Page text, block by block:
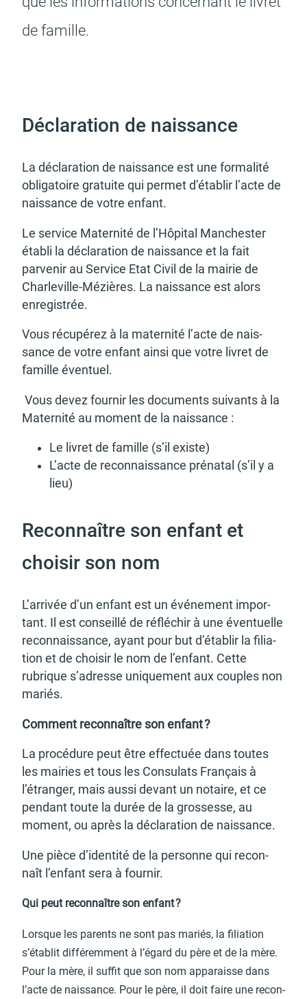
Demande de panneaux
électroniques
Offres d'emploi
Pré-déclarer un sinistre Mon logement sécurisé
de famille.
Déclaration de naissance
La décla­ra­tion de nais­sance est une forma­lité
obli­ga­toire gratuite qui permet d’éta­blir l’acte de
nais­sance de votre enfant.
Le service Mater­nité de l’Hôpi­tal Manches­ter
établi la décla­ra­tion de nais­sance et la fait
parve­nir au Service Etat Civil de la mairie de
Char­le­ville-Mézières. La nais­sance est alors
enre­gis­trée.
Vous récu­pé­rez à la mater­nité l’acte de nais­
sance de votre enfant ainsi que votre livret de
famille éven­tuel.
Vous devez four­nir les docu­ments suivants à la
Mater­nité au moment de la nais­sance :
Le livret de famille (s’il existe)
L’acte de recon­nais­sance préna­tal (s’il y a
lieu)
Reconnaître son enfant et
choisir son nom
L’ar­ri­vée d’un enfant est un événe­ment impor­
tant. Il est conseillé de réflé­chir à une éven­tuelle
recon­nais­sance, ayant pour but d’éta­blir la filia­
tion et de choi­sir le nom de l’en­fant. Cette
rubrique s’adresse unique­ment aux couples non
mariés.
Comment recon­naître son enfant ?
La procé­dure peut être effec­tuée dans toutes
les mairies et tous les Consu­lats Français à
l’étran­ger, mais aussi devant un notaire, et ce
pendant toute la durée de la gros­sesse, au
moment, ou après la décla­ra­tion de nais­sance.
Une pièce d’iden­tité de la personne qui recon­
naît l’en­fant sera à four­nir.
Qui peut recon­naître son enfant ?
Lorsque les parents ne sont pas mariés, la filia­tion
s’éta­blit diffé­rem­ment à l’égard du père et de la mère.
Pour la mère, il suffit que son nom appa­raisse dans
l’acte de nais­sance. Pour le père, il doit faire une recon­